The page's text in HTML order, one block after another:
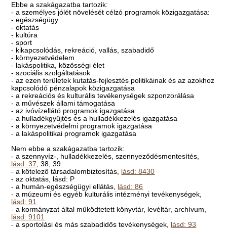
Ebbe a szakágazatba tartozik:
- a személyes jólét növelését célzó programok közigazgatása:
- egészségügy
- oktatás
- kultúra
- sport
- kikapcsolódás, rekreáció, vallás, szabadidő
- környezetvédelem
- lakáspolitika, közösségi élet
- szociális szolgáltatások
- az ezen területek kutatás-fejlesztés politikáinak és az azokhoz
kapcsolódó pénzalapok közigazgatása
- a rekreációs és kulturális tevékenységek szponzorálása
- a művészek állami támogatása
- az ivóvízellátó programok igazgatása
- a hulladékgyűjtés és a hulladékkezelés igazgatása
- a környezetvédelmi programok igazgatása
- a lakáspolitikai programok igazgatása
Nem ebbe a szakágazatba tartozik:
- a szennyvíz-, hulladékkezelés, szennyeződésmentesítés,
lásd: 37 , 38, 39
- a kötelező társadalombiztosítás, lásd: 8430
- az oktatás, lásd: P
- a humán-egészségügyi ellátás, lásd: 86
- a múzeumi és egyéb kulturális intézményi tevékenységek,
lásd: 91
- a kormányzat által működtetett könyvtár, levéltár, archívum,
lásd: 9101
- a sportolási és más szabadidős tevékenységek, lásd: 93